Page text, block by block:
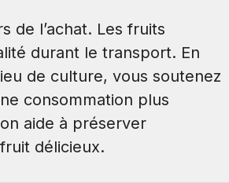
de l’achat. Les fruits
durant le transport. En
de culture, vous soutenez
consommation plus
aide à préserver
délicieux.